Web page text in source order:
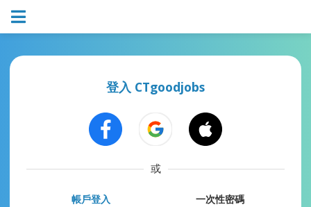
登入 CTgoodjobs
或
帳戶登入 一次性密碼